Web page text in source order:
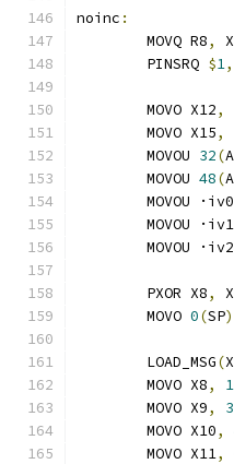
noinc :
	MOVQ R8
,
	PINSRQ
$1,
	MOVO X12
,
	MOVO X15
,
	MOVOU
32(
	MOVOU
48(
	MOVOU ·iv0
	MOVOU ·iv1
	MOVOU ·iv2
	PXOR X8
,
	MOVO
0(SP
	LOAD_MSG
(
	MOVO X8
,
	MOVO X9
,
	MOVO X10
,
	MOVO X11
,